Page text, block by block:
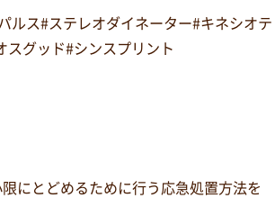
ルス#ステレオダイネーター#キネシオテ
スグッド#シンスプリント
にとどめるために行う応急処置方法を